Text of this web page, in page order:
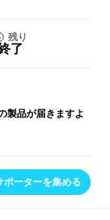
残り
了
製品が届きますよ
ポーターを集める